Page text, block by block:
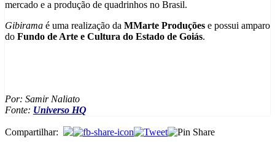
mercado e a produção de quadrinhos no Brasil.
Gibirama é uma realização da MMarte Produções e possui amparo
do Fundo de Arte e Cultura do Estado de Goiás.
Por: Samir Naliato
Fonte: Universo HQ
Compartilhar: